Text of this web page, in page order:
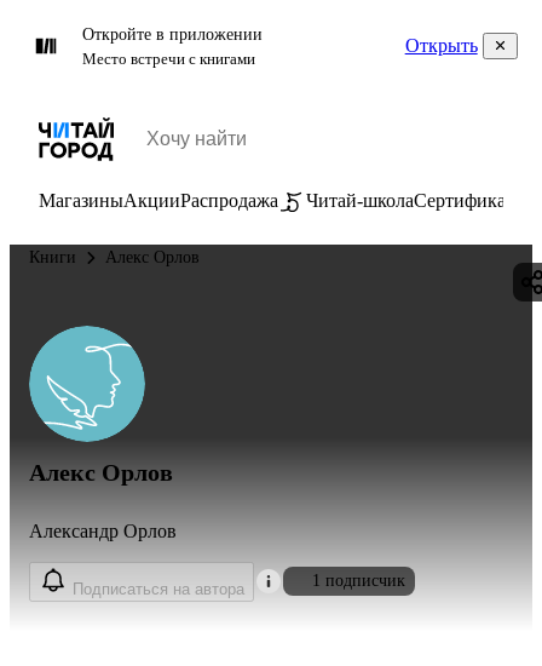
Откройте в приложении
Место встречи с книгами
Открыть
МагазиныАкцииРаспродажа Читай-школаСертификаты
Книги Алекс Орлов
Алекс Орлов
Александр Орлов
Подписаться на автора 1 подписчик